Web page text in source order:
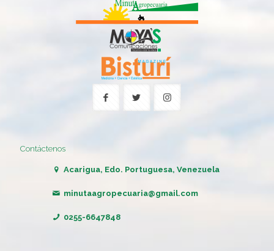
Contáctenos
Acarigua, Edo. Portuguesa, Venezuela
minutaagropecuaria@gmail.com
0255-6647848